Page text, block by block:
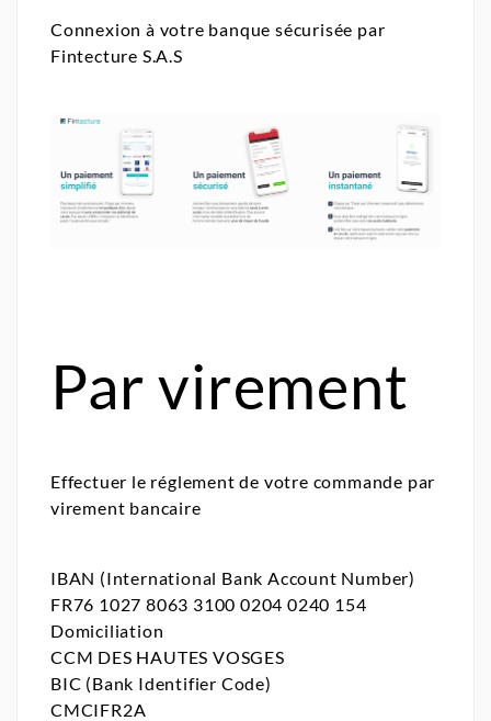
Connexion à votre banque sécurisée par
Fintecture S.A.S
Par virement
Effectuer le réglement de votre commande par
virement bancaire
IBAN (International Bank Account Number)
FR76 1027 8063 3100 0204 0240 154
Domiciliation
CCM DES HAUTES VOSGES
BIC (Bank Identifier Code)
CMCIFR2A